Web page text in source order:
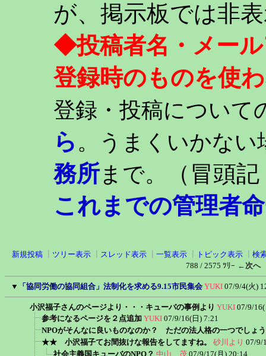
が、掲示板では非
◆投稿者名・メー
登録時のものを使
登録・投稿について
ら。うまくいかない
務所まで。 （冒
これまでの管理者
新規投稿 ツリー表示 スレッド表示 一覧表示 トピック表示
検
788 / 2575 ﾂﾘｰ ←次へ
▼ 「協同労働の協同組合」法制化を求める9.15市民集会 YUKI 07/9/4(火)
小沢福子さんのページより・・・キューバの事例より YUKI 07/9/
参考になるページを２点追加 YUKI 07/9/16(日) 7:21
NPOがそんなに良いものなのか？ ただの法人格の一つでしょう
★★ 小沢福子てお間抜けな報告をしてますね。
砂川より 07/9/
社会主義国キューバのNPO？ 中山 茂 07/9/17(月) 20:14